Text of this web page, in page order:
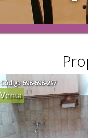
Código698-698-297
Venta